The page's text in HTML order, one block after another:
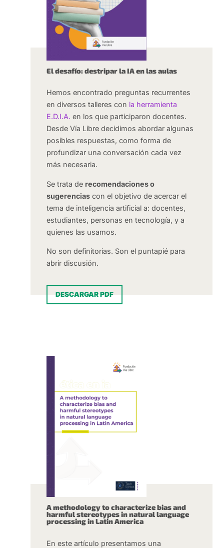
El desafío: destripar la IA en las aulas
Hemos encontrado preguntas recurrentes
en diversos talleres con la herramienta
E.D.I.A. en los que participaron docentes.
Desde Vía Libre decidimos abordar algunas
posibles respuestas, como forma de
profundizar una conversación cada vez
más necesaria.
Se trata de recomendaciones o
sugerencias con el objetivo de acercar el
tema de inteligencia artificial a: docentes,
estudiantes, personas en tecnología, y a
quienes las usamos.
No son definitorias. Son el puntapié para
abrir discusión.
DESCARGAR PDF
A methodology to characterize bias and
harmful stereotypes in natural language
processing in Latin America
En este artículo presentamos una